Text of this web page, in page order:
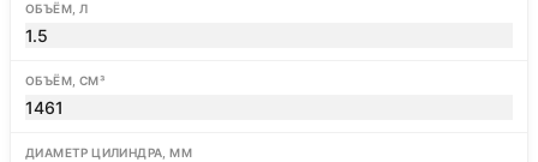
ОБЪЁМ, Л
1.5
ОБЪЁМ, СМ³
1461
ДИАМЕТР ЦИЛИНДРА, ММ